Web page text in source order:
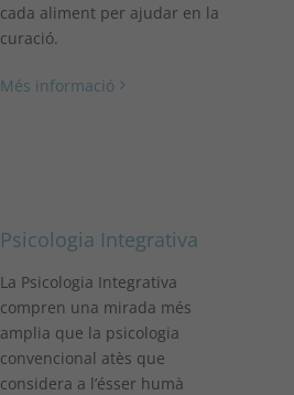
cada aliment per ajudar en la
curació.
Més informació
Psicologia Integrativa
La Psicologia Integrativa
compren una mirada més
amplia que la psicologia
convencional atès que
considera a l’ésser humà